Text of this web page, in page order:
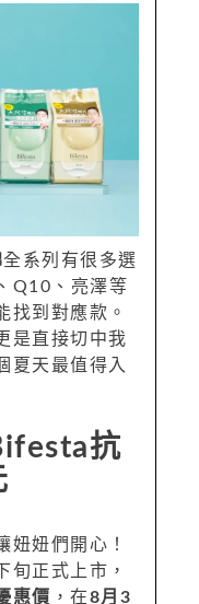
全系列有很多選
Q10、亮澤等
找到對應款。
是直接切中我
夏天最值得入
抗
妞妞們開心！
旬正式上市，
惠價 ，在8月3